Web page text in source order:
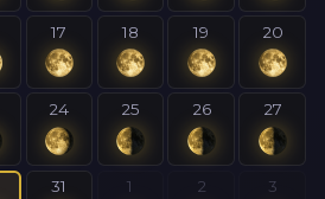
17 18 19 20
24 25 26 27
31 1 2 3